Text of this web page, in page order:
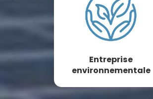
Entreprise
environnementale